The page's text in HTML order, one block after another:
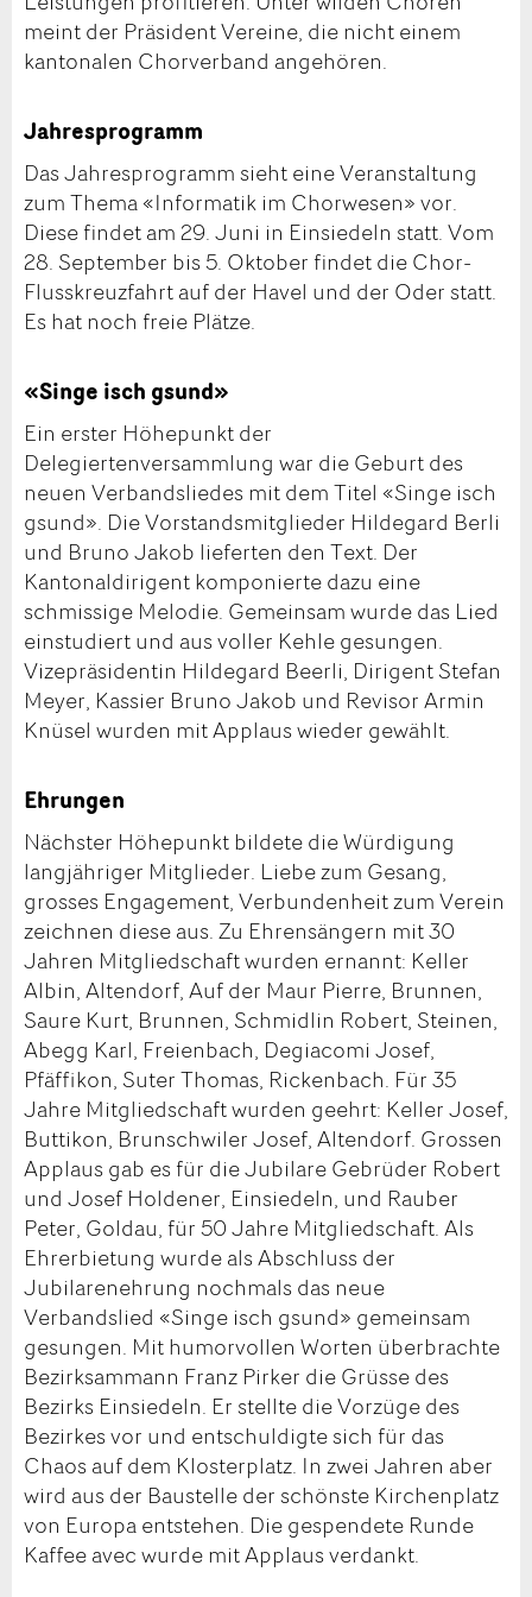
meint der Präsident Vereine, die nicht einem
kantonalen Chorverband angehören.
Jahresprogramm
Das Jahresprogramm sieht eine Veranstaltung
zum Thema «Informatik im Chorwesen» vor.
Diese findet am 29. Juni in Einsiedeln statt. Vom
28. September bis 5. Oktober findet die Chor-
Flusskreuzfahrt auf der Havel und der Oder statt.
Es hat noch freie Plätze.
«Singe isch gsund»
Ein erster Höhepunkt der
Delegiertenversammlung war die Geburt des
neuen Verbandsliedes mit dem Titel «Singe isch
gsund». Die Vorstandsmitglieder Hildegard Berli
und Bruno Jakob lieferten den Text. Der
Kantonaldirigent komponierte dazu eine
schmissige Melodie. Gemeinsam wurde das Lied
einstudiert und aus voller Kehle gesungen.
Vizepräsidentin Hildegard Beerli, Dirigent Stefan
Meyer, Kassier Bruno Jakob und Revisor Armin
Knüsel wurden mit Applaus wieder gewählt.
Ehrungen
Nächster Höhepunkt bildete die Würdigung
langjähriger Mitglieder. Liebe zum Gesang,
grosses Engagement, Verbundenheit zum Verein
zeichnen diese aus. Zu Ehrensängern mit 30
Jahren Mitgliedschaft wurden ernannt: Keller
Albin, Altendorf, Auf der Maur Pierre, Brunnen,
Saure Kurt, Brunnen, Schmidlin Robert, Steinen,
Abegg Karl, Freienbach, Degiacomi Josef,
Pfäffikon, Suter Thomas, Rickenbach. Für 35
Jahre Mitgliedschaft wurden geehrt: Keller Josef,
Buttikon, Brunschwiler Josef, Altendorf. Grossen
Applaus gab es für die Jubilare Gebrüder Robert
und Josef Holdener, Einsiedeln, und Rauber
Peter, Goldau, für 50 Jahre Mitgliedschaft. Als
Ehrerbietung wurde als Abschluss der
Jubilarenehrung nochmals das neue
Verbandslied «Singe isch gsund» gemeinsam
gesungen. Mit humorvollen Worten überbrachte
Bezirksammann Franz Pirker die Grüsse des
Bezirks Einsiedeln. Er stellte die Vorzüge des
Bezirkes vor und entschuldigte sich für das
Chaos auf dem Klosterplatz. In zwei Jahren aber
wird aus der Baustelle der schönste Kirchenplatz
von Europa entstehen. Die gespendete Runde
Kaffee avec wurde mit Applaus verdankt.